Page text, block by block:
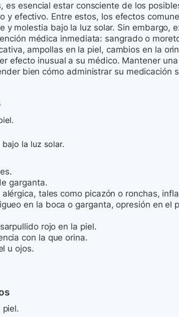
es esencial estar consciente de los
y efectivo. Entre estos, los efectos
y molestia bajo la luz solar. Sin embargo,
médica inmediata: sangrado o
ampollas en la piel, cambios en la
efecto inusual a su médico. Mantener
bien cómo administrar su medicación
la luz solar.
garganta.
tales como picazón o ronchas,
en la boca o garganta, opresión en el
rojo en la piel.
con la que orina.
u ojos.
piel.